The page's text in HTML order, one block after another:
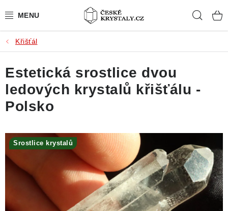
na
PŘÍRODNÍ KAMENY
BROUŠENÉ KAMENY
MISTROVSKÉ KRYSTALY
SLEVY
VIDEOGALERIE
KONTAKT
Křišťál
Estetická srostlice dvou
ledových krystalů křišťálu -
Polsko
Srostlice krystalů